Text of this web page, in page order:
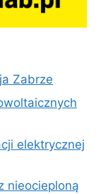
Zabrze
elektrycznej
nieocieploną